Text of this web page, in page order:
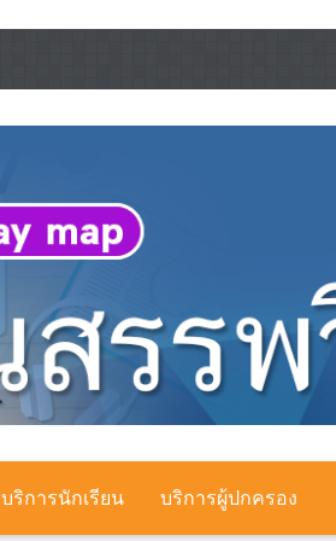
บริการนักเรียน บริการผู้ปกครอง